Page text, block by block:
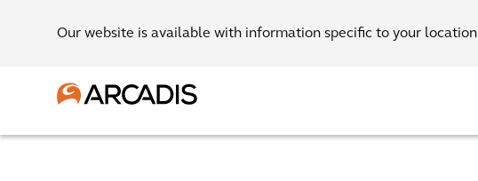
Our website is available with information specific to your location